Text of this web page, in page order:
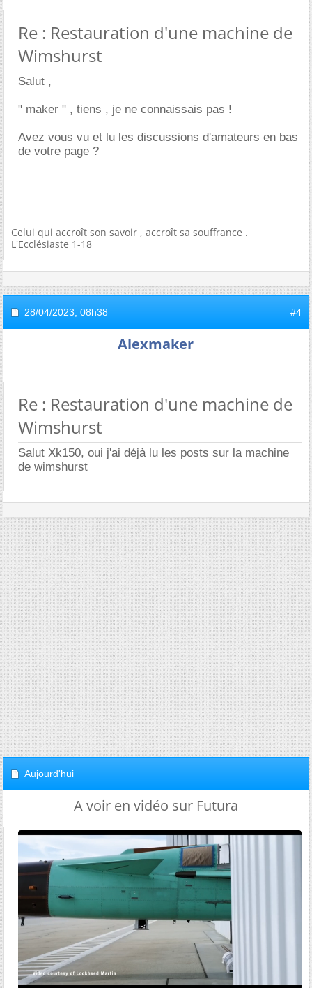
Re : Restauration d'une machine de
Wimshurst
Salut ,
" maker " , tiens , je ne connaissais pas !
Avez vous vu et lu les discussions d'amateurs en bas
de votre page ?
Celui qui accroît son savoir , accroît sa souffrance .
L'Ecclésiaste 1-18
28/04/2023, 08h38 #4
Alexmaker
Re : Restauration d'une machine de
Wimshurst
Salut Xk150, oui j'ai déjà lu les posts sur la machine
de wimshurst
Aujourd'hui
A voir en vidéo sur Futura